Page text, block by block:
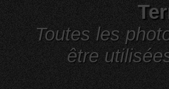
Toutes les
être